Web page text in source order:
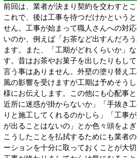
前回は、業者が決まり契約を交わすと
これで、後は工事を待つだけかという
せん。工事が始まって職人さんへの対
いのか、例えば「お茶など出すんだろ
ます。また、「工期がどれくらいか」
す。昔はお茶やお菓子を出したりもし
言う事はありません。外壁の塗り替え
風の影響を受けますが工期は予めそう
様にお伝えします。この他にも心配事
近所に迷惑が掛からないか」「手抜き
りと施工してくれるのかしら」「工事
が出ることはないの」とか色々頭をよぎ
こうしたことを払拭するためにも業者
ーションを十分に取っておくことが大切